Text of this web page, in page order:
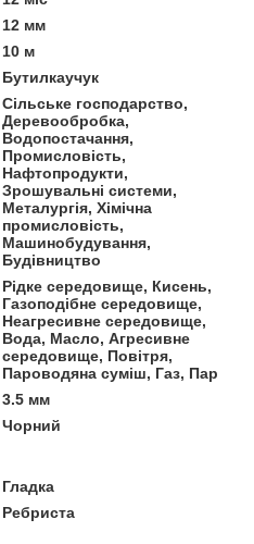
12 мм
10 м
Бутилкаучук
Сільське господарство,
Деревообробка,
Водопостачання,
Промисловість,
Нафтопродукти,
Зрошувальні системи,
Металургія, Хімічна
промисловість,
Машинобудування,
Будівництво
Рідке середовище, Кисень,
Газоподібне середовище,
Неагресивне середовище,
Вода, Масло, Агресивне
середовище, Повітря,
Пароводяна суміш, Газ, Пар
3.5 мм
Чорний
Гладка
Ребриста